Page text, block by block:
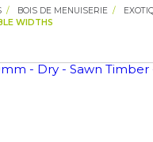
BOIS DE MENUISERIE
WIDTHS